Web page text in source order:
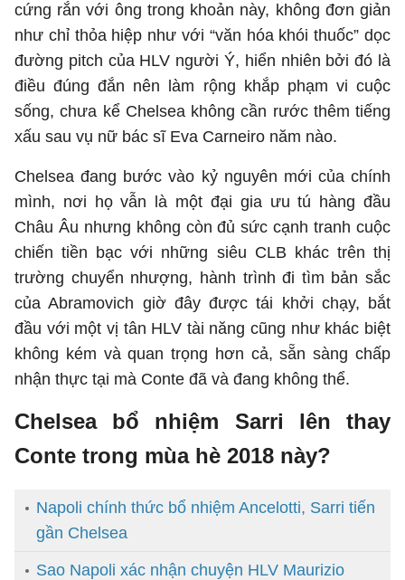
cứng rắn với ông trong khoản này, không đơn giản
như chỉ thỏa hiệp như với “văn hóa khói thuốc” dọc
đường pitch của HLV người Ý, hiển nhiên bởi đó là
điều đúng đắn nên làm rộng khắp phạm vi cuộc
sống, chưa kể Chelsea không cần rước thêm tiếng
xấu sau vụ nữ bác sĩ Eva Carneiro năm nào.
Chelsea đang bước vào kỷ nguyên mới của chính
mình, nơi họ vẫn là một đại gia ưu tú hàng đầu
Châu Âu nhưng không còn đủ sức cạnh tranh cuộc
chiến tiền bạc với những siêu CLB khác trên thị
trường chuyển nhượng, hành trình đi tìm bản sắc
của Abramovich giờ đây được tái khởi chạy, bắt
đầu với một vị tân HLV tài năng cũng như khác biệt
không kém và quan trọng hơn cả, sẵn sàng chấp
nhận thực tại mà Conte đã và đang không thể.
Chelsea bổ nhiệm Sarri lên thay
Conte trong mùa hè 2018 này?
Napoli chính thức bổ nhiệm Ancelotti, Sarri tiến
gần Chelsea
Sao Napoli xác nhận chuyện HLV Maurizio